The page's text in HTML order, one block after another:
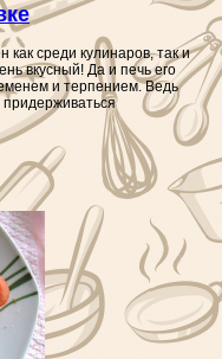
как среди кулинаров, так и
вкусный! Да и печь его
и терпением. Ведь